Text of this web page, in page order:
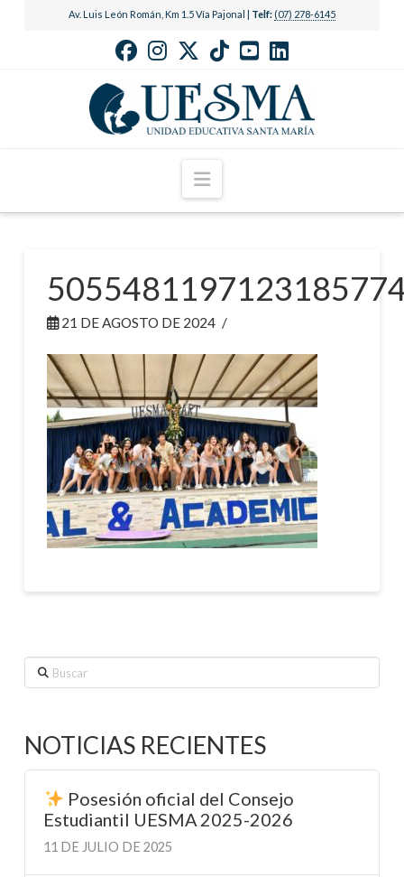
Av. Luis León Román, Km 1.5 Vía Pajonal | Telf: (07) 278-6145
Navigation
21 DE AGOSTO DE 2024
Buscar
NOTICIAS RECIENTES
Posesión oficial del Consejo
Estudiantil UESMA 2025-2026
11 DE JULIO DE 2025